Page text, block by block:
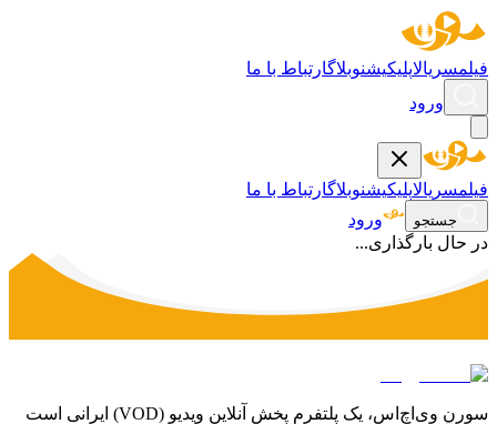
فیلمسریالاپلیکیشنوبلاگارتباط با ما
ورود
فیلمسریالاپلیکیشنوبلاگارتباط با ما
جستجو
ورود
در حال بارگذاری...
سورن وی‌اچ‌اس، یک پلتفرم پخش آنلاین ویدیو (VOD) ایرانی است